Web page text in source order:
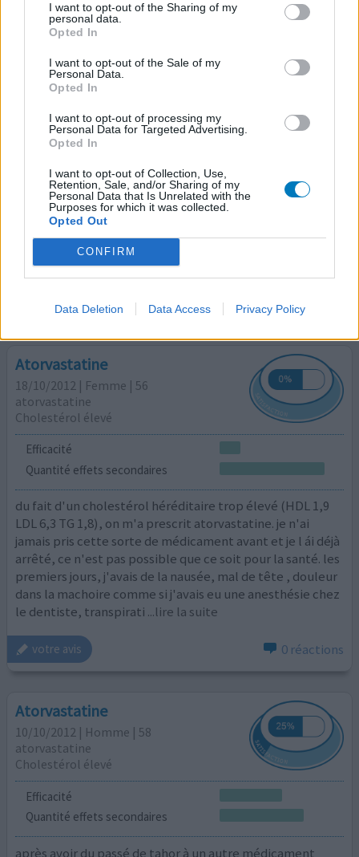
I want to opt-out of the Sharing of my
personal data.
Opted In
I want to opt-out of the Sale of my
Personal Data.
Opted In
I want to opt-out of processing my
Personal Data for Targeted Advertising.
Opted In
I want to opt-out of Collection, Use,
Retention, Sale, and/or Sharing of my
Personal Data that Is Unrelated with the
Purposes for which it was collected.
Opted Out
CONFIRM
Data Deletion Data Access Privacy Policy
Atorvastatine
23/10/2012 | Femme | 65
Cholestérol élevé
Quantité effets secondaires
tard à cause des économies atorvastatine. que des effets
secondaires. maintenant je comprends pourquoi je ne me
sens pas bien. rétention d'eau très oppressée surtout la
nuit : mal de tête, mal de dos, douleurs reuma dans les
mains,les poignets et un dos raide. pourquoi acceptons-
nous cela ... pourquoi avaler cette saleté
votre avis 0 réactions
Atorvastatine
18/10/2012 | Femme | 56
atorvastatine
Cholestérol élevé
Efficacité
Quantité effets secondaires
du fait d'un cholestérol héréditaire trop élevé (HDL 1,9
LDL 6,3 TG 1,8), on m'a prescrit atorvastatine. je n'ai
jamais pris cette sorte de médicament avant et je l ái déjà
arrêté, ce n'est pas possible que ce soit pour la santé. les
premiers jours, j'avais de la nausée, mal de tête , douleur
dans la machoire comme si j'avais eu une anesthésie chez
le dentiste, transpirati ...lire la suite
votre avis 0 réactions
Atorvastatine
10/10/2012 | Homme | 58
atorvastatine
Cholestérol élevé
Efficacité
Quantité effets secondaires
après avoir du passé de tahor à un autre médicament